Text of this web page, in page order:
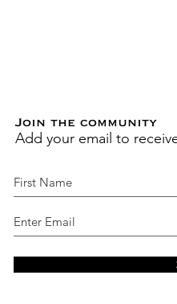
Join the community
Add your email to